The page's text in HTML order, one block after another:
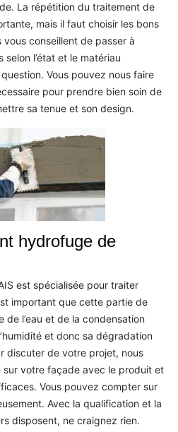
La répétition du traitement de
mais il faut choisir les bons
conseillent de passer à
selon l’état et le matériau
Vous pouvez nous faire
pour prendre bien soin de
sa tenue et son design.
hydrofuge de
est spécialisée pour traiter
important que cette partie de
l’eau et de la condensation
et donc sa dégradation
discuter de votre projet, nous
sur votre façade avec le produit et
Vous pouvez compter sur
Avec la qualification et la
disposent, ne craignez rien.